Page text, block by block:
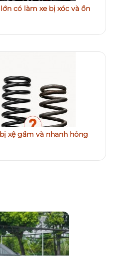
có làm xe bị xóc và ồn
xệ gầm và nhanh hỏng